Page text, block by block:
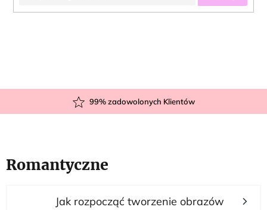
99% zadowolonych Klientów
Romantyczne
Jak rozpocząć tworzenie obrazów